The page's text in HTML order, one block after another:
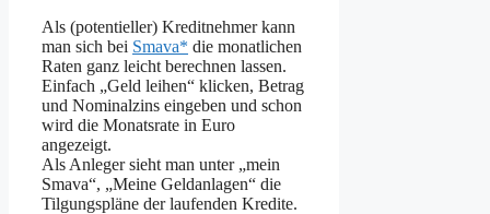
Als (potentieller) Kreditnehmer kann
man sich bei Smava* die monatlichen
Raten ganz leicht berechnen lassen.
Einfach „Geld leihen“ klicken, Betrag
und Nominalzins eingeben und schon
wird die Monatsrate in Euro
angezeigt.
Als Anleger sieht man unter „mein
Smava“, „Meine Geldanlagen“ die
Tilgungspläne der laufenden Kredite.